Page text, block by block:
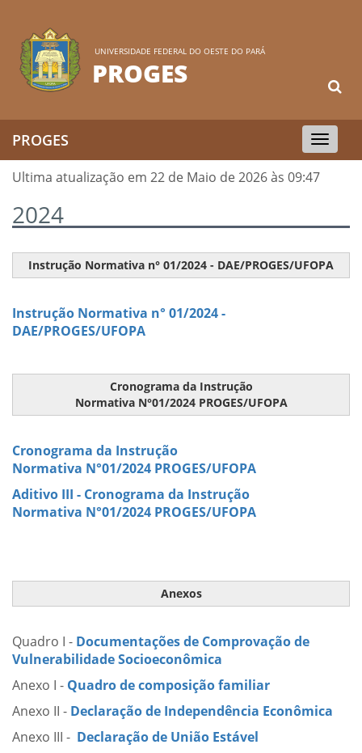
UNIVERSIDADE FEDERAL DO OESTE DO PARÁ
PROGES
Toggle
navigation
PROGES
Ultima atualização em 22 de Maio de 2026 às 09:47
2024
Instrução Normativa n° 01/2024 - DAE/PROGES/UFOPA
Instrução Normativa n° 01/2024 -
DAE/PROGES/UFOPA
Cronograma da Instrução
Normativa N°01/2024 PROGES/UFOPA
Cronograma da Instrução
Normativa N°01/2024 PROGES/UFOPA
Aditivo III - Cronograma da Instrução
Normativa N°01/2024 PROGES/UFOPA
Anexos
Quadro I - Documentações de Comprovação de
Vulnerabilidade Socioeconômica
Anexo I - Quadro de composição familiar
Anexo II - Declaração de Independência Econômica
Anexo III - Declaração de União Estável